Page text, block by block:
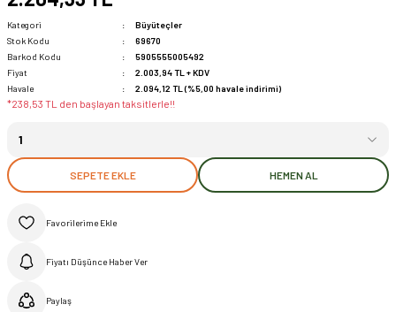
Kategori
Büyüteçler
Stok Kodu
69670
Barkod Kodu
5905555005492
Fiyat
2.003,94 TL + KDV
Havale
2.094,12 TL (%5,00 havale indirimi)
*238,53 TL den başlayan taksitlerle!!
SEPETE EKLE HEMEN AL
Fiyatı Düşünce Haber Ver
Paylaş